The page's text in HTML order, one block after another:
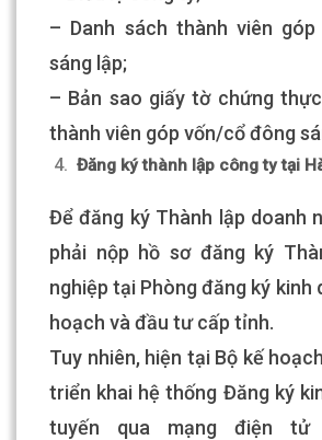
– Danh sách thành viên
sáng lập;
– Bản sao giấy tờ chứng
thành viên góp vốn/cổ đông
Đăng ký thành lập công ty tại
Để đăng ký Thành lập doanh
phải nộp hồ sơ đăng ký
nghiệp tại Phòng đăng ký kinh
hoạch và đầu tư cấp tỉnh.
Tuy nhiên, hiện tại Bộ kế
triển khai hệ thống Đăng ký
tuyến qua mạng điện